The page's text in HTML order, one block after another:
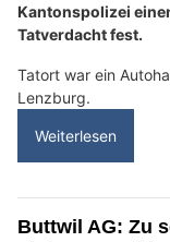
Kantonspolizei
Tatverdacht fest.
Tatort war ein
Lenzburg.
Weiterlesen
Buttwil AG: Zu